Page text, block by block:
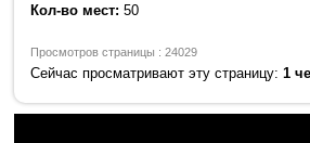
Кол-во мест: 50
Просмотров страницы : 24029
Сейчас просматривают эту страницу:1